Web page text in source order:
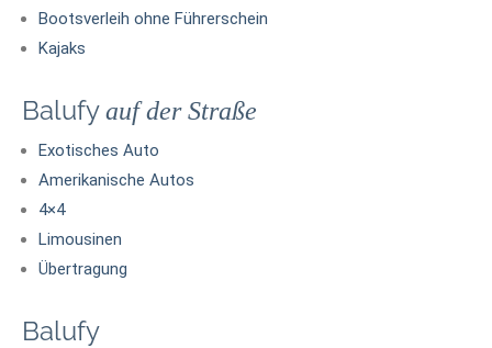
Bootsverleih ohne Führerschein
Kajaks
Balufyauf der Straße
Exotisches Auto
Amerikanische Autos
4×4
Limousinen
Übertragung
Balufy